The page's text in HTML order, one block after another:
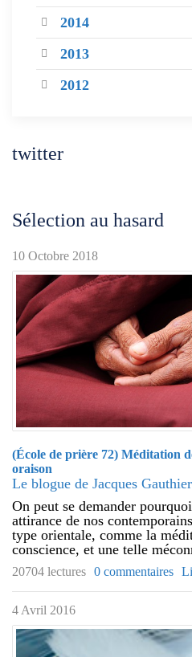
2014
2013
2012
twitter
Sélection au hasard
10 Octobre 2018
(École de prière 72) Méditation
oraison
Le blogue de Jacques Gauthier
On peut se demander
attirance de nos
type orientale, comme la
conscience, et une telle
20704 lectures 0 commentaires
4 Avril 2016